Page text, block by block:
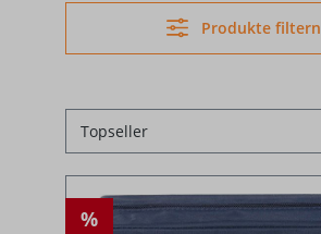
Produkte filtern
%